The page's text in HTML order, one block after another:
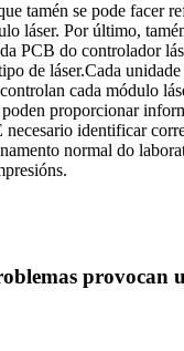
tamén se pode facer
láser. Por último,
PCB do controlador
de láser.Cada
cada módulo
poden proporcionar
necesario identificar
normal do
provocan